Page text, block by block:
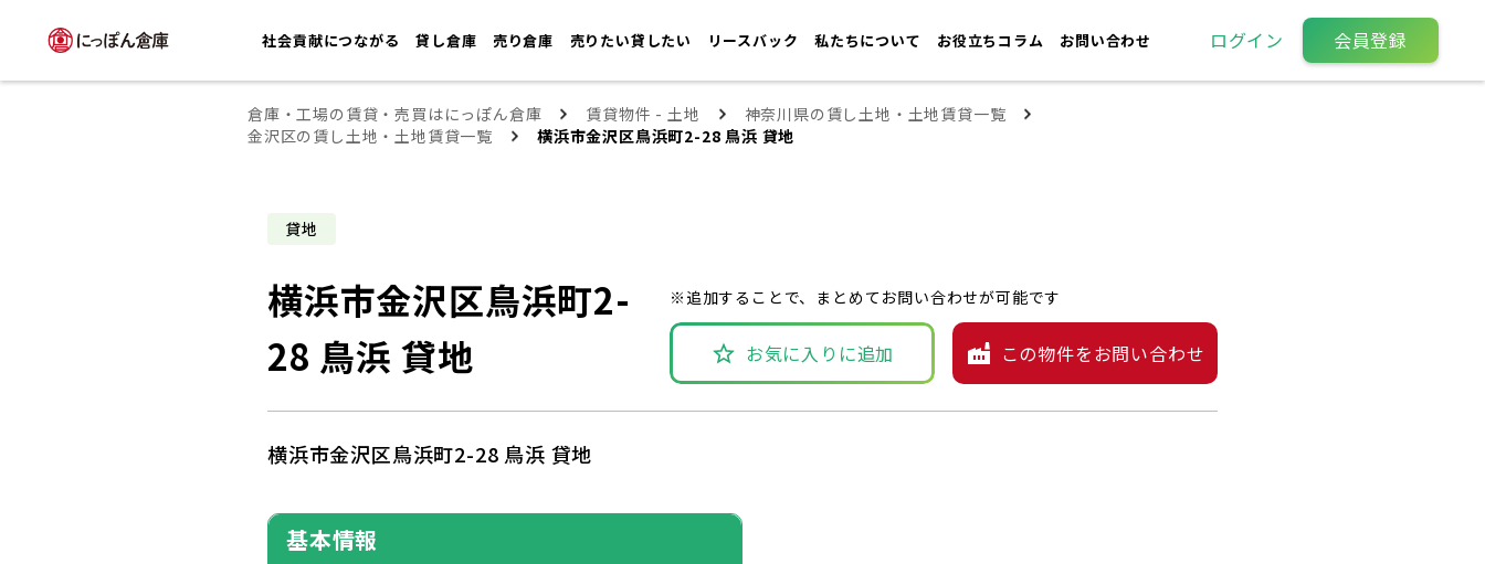
社会貢献につながる 貸し倉庫 売り倉庫 売りたい貸したい リースバック 私たちについて お役立ちコラム お問い合わせ ログイン 会員登録
倉庫・工場の賃貸・売買はにっぽん倉庫 賃貸物件 - 土地
神奈川県の賃し土地・土地賃貸一覧
金沢区の賃し土地・土地賃貸一覧
横浜市金沢区鳥浜町2-28 鳥浜 貸地
貸地
横浜市金沢区鳥浜町2-
28 鳥浜 貸地
※追加することで、まとめてお問い合わせが可能です
お気に入りに追加 この物件をお問い合わせ
横浜市金沢区鳥浜町2-28 鳥浜 貸地
基本情報